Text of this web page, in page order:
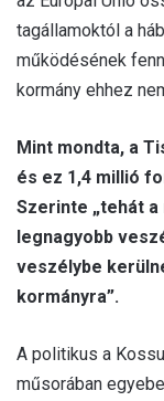
tagállamoktól a
működésének
kormány ehhez
Mint mondta, a
és ez 1,4 millió
Szerinte „tehát
legnagyobb
veszélybe
kormányra”.
A politikus a
műsorában